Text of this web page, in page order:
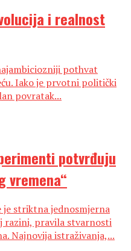
i realnost
pothvat
Iako je prvotni politički
povratak...
potvrđuju
vremena“
je striktna jednosmjerna
razini, pravila stvarnosti
Najnovija istraživanja,...